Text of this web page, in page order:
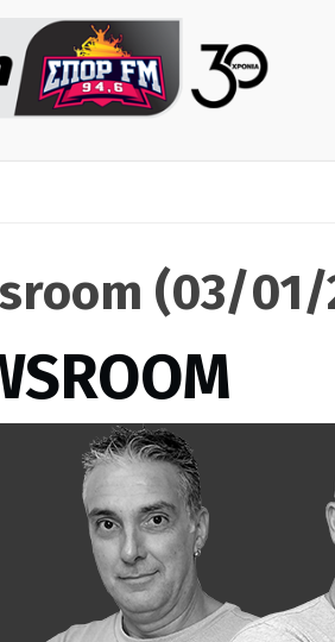
(03/